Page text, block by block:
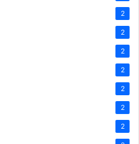
2
2
2
2
2
2
2